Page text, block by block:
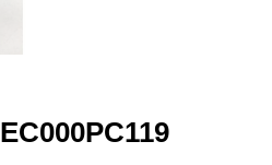
EC000PC119